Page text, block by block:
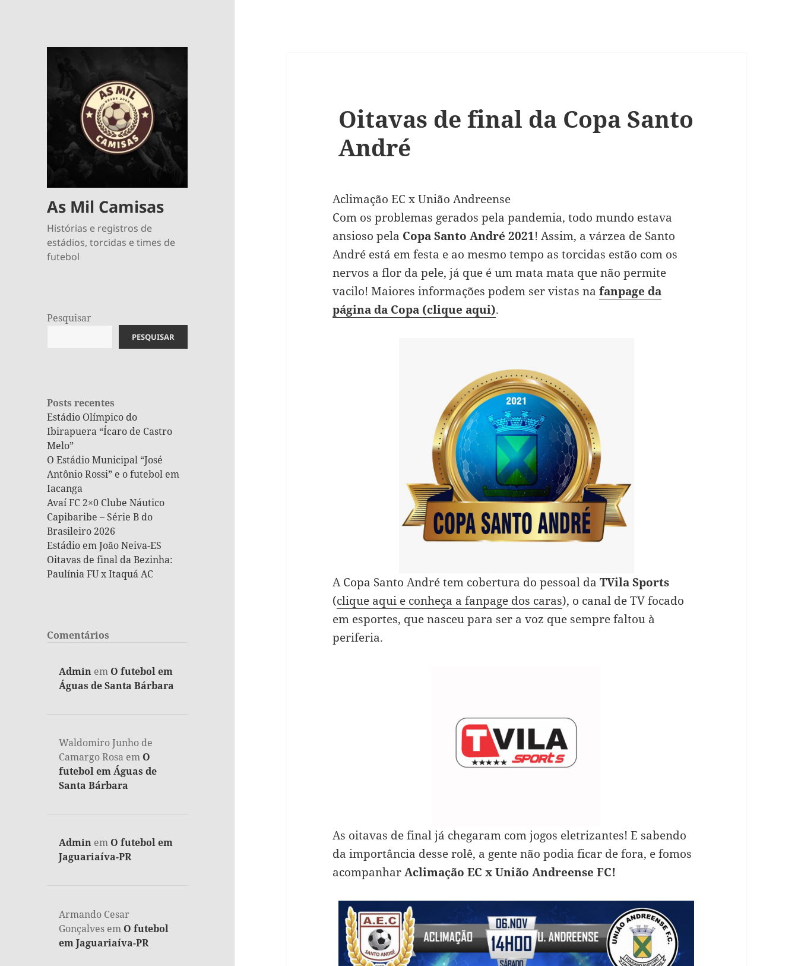
As Mil Camisas
Histórias e registros de
estádios, torcidas e times de
futebol
Pesquisar
PESQUISAR
Posts recentes
Estádio Olímpico do
Ibirapuera “Ícaro de Castro
Melo”
O Estádio Municipal “José
Antônio Rossi” e o futebol em
Iacanga
Avaí FC 2×0 Clube Náutico
Capibaribe – Série B do
Brasileiro 2026
Estádio em João Neiva-ES
Oitavas de final da Bezinha:
Paulínia FU x Itaquá AC
Comentários
Admin em O futebol em
Águas de Santa Bárbara
Waldomiro Junho de
Camargo Rosa em O
futebol em Águas de
Santa Bárbara
Admin em O futebol em
Jaguariaíva-PR
Armando Cesar
Gonçalves em O futebol
em Jaguariaíva-PR
Oitavas de final da Copa Santo
André
Aclimação EC x União Andreense
Com os problemas gerados pela pandemia, todo mundo estava
ansioso pela Copa Santo André 2021! Assim, a várzea de Santo
André está em festa e ao mesmo tempo as torcidas estão com os
nervos a flor da pele, já que é um mata mata que não permite
vacilo! Maiores informações podem ser vistas nafanpage da
página da Copa (clique aqui).
A Copa Santo André tem cobertura do pessoal daTVila Sports
(clique aqui e conheça a fanpage dos caras), o canal de TV focado
em esportes, que nasceu para ser a voz que sempre faltou à
periferia.
As oitavas de final já chegaram com jogos eletrizantes! E sabendo
da importância desse rolê, a gente não podia ficar de fora, e fomos
acompanharAclimação EC x União Andreense FC!